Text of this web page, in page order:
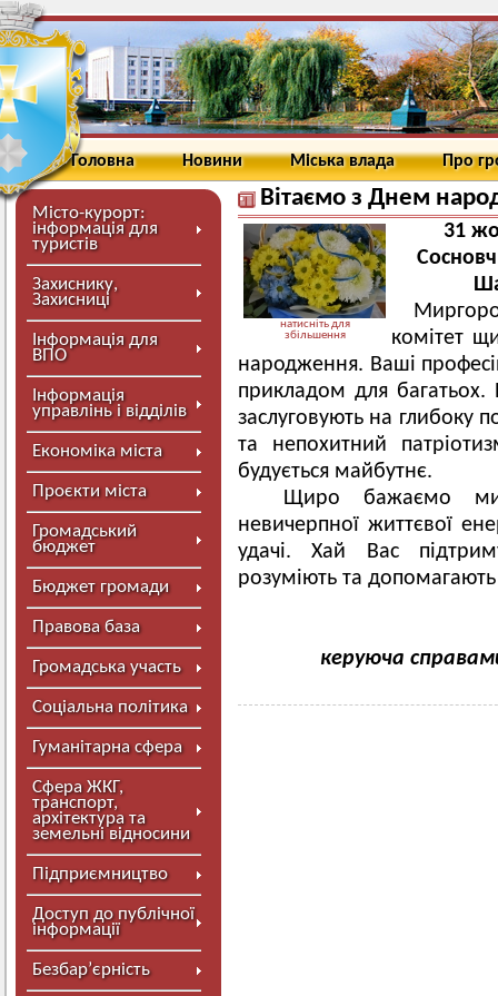
Головна Новини Міська влада Про
Місто-курорт:
інформація для
туристів
Захиснику,
Захисниці
Інформація для
ВПО
Інформація
управлінь і відділів
Економіка міста
Проєкти міста
Громадський
бюджет
Бюджет громади
Правова база
Громадська участь
Соціальна політика
Гуманітарна сфера
Сфера ЖКГ,
транспорт,
архітектура та
земельні відносини
Підприємництво
Доступ до публічної
інформації
Безбар’єрність
Вітаємо з Днем
натисніть для
збільшення
31
комітет
народження. Ваші
прикладом для багатьох.
заслуговують на глибоку
та непохитний
будується майбутнє.
Щиро бажаємо
невичерпної життєвої
удачі. Хай Вас
розуміють та
керуюча